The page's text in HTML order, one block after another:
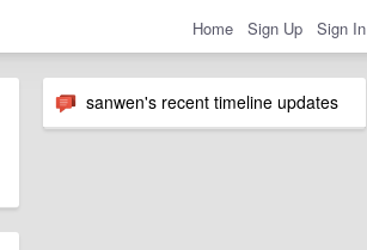
Home Sign Up Sign In
sanwen's recent timeline updates